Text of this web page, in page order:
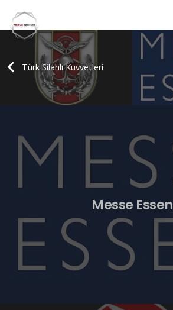
Türk Silahlı Kuvvetleri
Messe Essen